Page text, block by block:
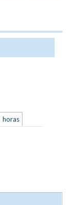
horas